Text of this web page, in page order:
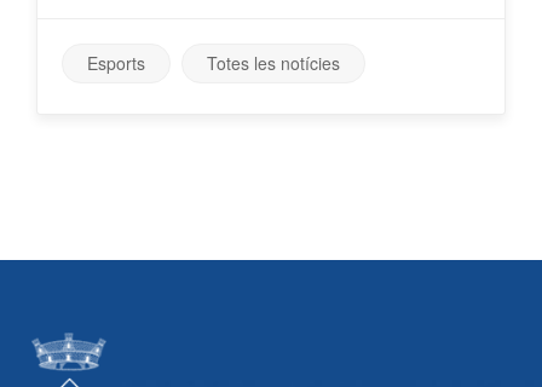
Esports Totes les notícies